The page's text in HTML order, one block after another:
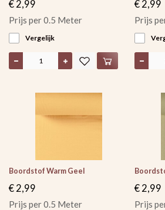
€ 2,99
Prijs per 0.5 Meter
Vergelijk
€ 2,99
Prijs
Boordstof Warm Geel
€ 2,99
Prijs per 0.5 Meter
€ 2,99
Prijs